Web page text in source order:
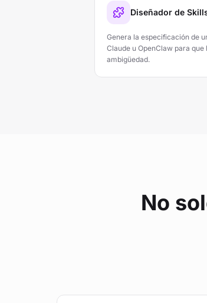
Diseñador de
Genera la especificación de
Claude u OpenClaw para
ambigüedad.
No